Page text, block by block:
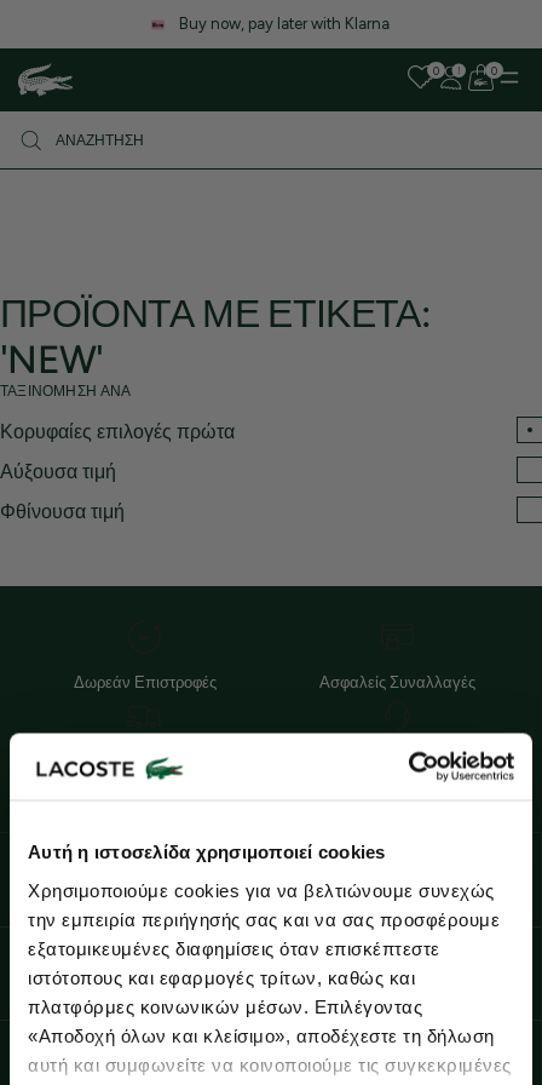
Αυτή η ιστοσελίδα χρησιμοποιεί cookies
Χρησιμοποιούμε cookies για να βελτιώνουμε συνεχώς
την εμπειρία περιήγησής σας και να σας προσφέρουμε
εξατομικευμένες διαφημίσεις όταν επισκέπτεστε
ιστότοπους και εφαρμογές τρίτων, καθώς και
πλατφόρμες κοινωνικών μέσων. Επιλέγοντας
«Αποδοχή όλων και κλείσιμο», αποδέχεστε τη δήλωση
αυτή και συμφωνείτε να κοινοποιούμε τις συγκεκριμένες
Buy now, pay later with Klarna
0 0
Δημοφιλεις ετικετες
ΠΡΟΪΌΝΤΑ ΜΕ ΕΤΙΚΈΤΑ:
'NEW'
ΤΑΞΙΝΌΜΗΣΗ ΑΝΆ
Κορυφαίες επιλογές πρώτα
Αύξουσα τιμή
Φθίνουσα τιμή
Δωρεάν Επιστροφές Ασφαλείς Συναλλαγές
Δωρεάν Αποστολές για Αγορές άνω
Επικοινωνία
Εγγραφείτε στο Newsletter και κερδίστε 10%
Ενδιαφέρομαι για:
Ανδρικά Παδικά
Email
Lacoste Essentials Await
σας αγορά.
Ανδρικά Παιδικά